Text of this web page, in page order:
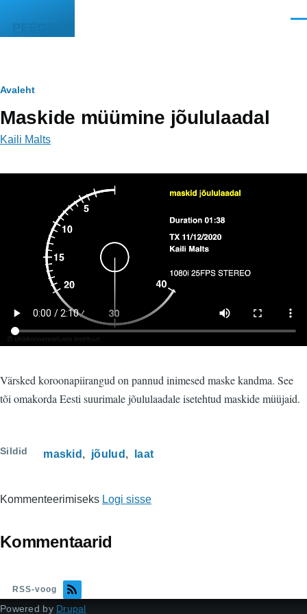
PEEGEL
Leivapuru
Avaleht
Maskide müümine jõululaadal
Kaili Malts
Värsked koroonapiirangud on pannud inimesed maske kandma. See
tõi omakorda Eesti suurimale jõululaadale isetehtud maskide müüjaid.
Sildid maskid jõulud laat
Kommenteerimiseks Logi sisse
Kommentaarid
RSS-voog
Powered by Drupal